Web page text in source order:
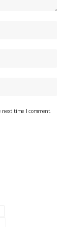
time I comment.